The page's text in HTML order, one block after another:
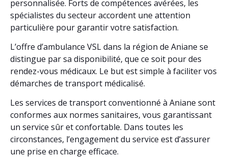
personnalisée. Forts de compétences avérées, les
spécialistes du secteur accordent une attention
particulière pour garantir votre satisfaction.
L’offre d’ambulance VSL dans la région de Aniane se
distingue par sa disponibilité, que ce soit pour des
rendez-vous médicaux. Le but est simple à faciliter vos
démarches de transport médicalisé.
Les services de transport conventionné à Aniane sont
conformes aux normes sanitaires, vous garantissant
un service sûr et confortable. Dans toutes les
circonstances, l’engagement du service est d’assurer
une prise en charge efficace.